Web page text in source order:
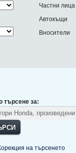
Частни лица
Автокъщи
Вносители
търсене за:
на търсенето